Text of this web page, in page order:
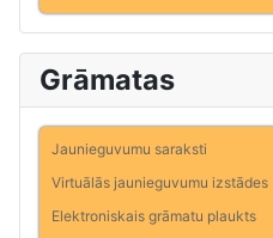
Grāmatas
Jaunieguvumu saraksti
Virtuālās jaunieguvumu izstādes
Elektroniskais grāmatu plaukts